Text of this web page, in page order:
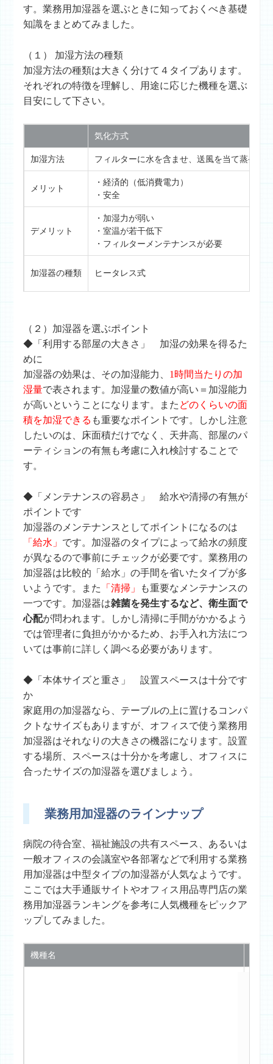
す。業務用加湿器を選ぶときに知っておくべき基礎
知識をまとめてみました。
（１） 加湿方法の種類
加湿方法の種類は大きく分けて４タイプあります。
それぞれの特徴を理解し、用途に応じた機種を選ぶ
目安にして下さい。
気化方式
加湿方法 フィルターに水を含ませ、送風を当て蒸発さ
メリット
・経済的（低消費電力）
・安全
デメリット
・加湿力が弱い
・室温が若干低下
・フィルターメンテナンスが必要
加湿器の種類 ヒータレス式
（２）加湿器を選ぶポイント
◆「利用する部屋の大きさ」 加湿の効果を得るた
めに
加湿器の効果は、その加湿能力、 1時間当たりの加
湿量で表されます。加湿量の数値が高い＝加湿能力
が高いということになります。また どのくらいの面
積を加湿できる も重要なポイントです。しかし注意
したいのは、床面積だけでなく、天井高、部屋のパ
ーティションの有無も考慮に入れ検討することで
す。
◆「メンテナンスの容易さ」 給水や清掃の有無が
ポイントです
加湿器のメンテナンスとしてポイントになるのは
「給水」 です。加湿器のタイプによって給水の頻度
が異なるので事前にチェックが必要です。業務用の
加湿器は比較的「給水」の手間を省いたタイプが多
いようです。また
「清掃」
も重要なメンテナンスの
一つです。加湿器は雑菌を発生するなど、衛生面で
心配が問われます。しかし清掃に手間がかかるよう
では管理者に負担がかかるため、お手入れ方法につ
いては事前に詳しく調べる必要があります。
◆「本体サイズと重さ」 設置スペースは十分です
か
家庭用の加湿器なら、テーブルの上に置けるコンパ
クトなサイズもありますが、オフィスで使う業務用
加湿器はそれなりの大きさの機器になります。設置
する場所、スペースは十分かを考慮し、オフィスに
合ったサイズの加湿器を選びましょう。
業務用加湿器のラインナップ
病院の待合室、福祉施設の共有スペース、あるいは
一般オフィスの会議室や各部署などで利用する業務
用加湿器は中型タイプの加湿器が人気なようです。
ここでは大手通販サイトやオフィス用品専門店の業
務用加湿器ランキングを参考に人気機種をピックア
ップしてみました。
機種名